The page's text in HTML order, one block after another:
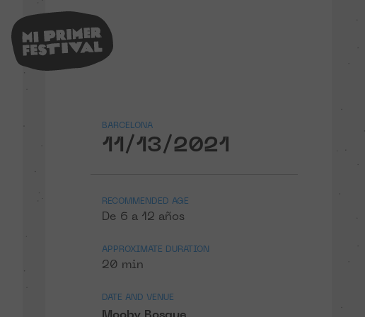
BARCELONA
11/13/2021
RECOMMENDED AGE
De 6 a 12 años
APPROXIMATE DURATION
20 min
DATE AND VENUE